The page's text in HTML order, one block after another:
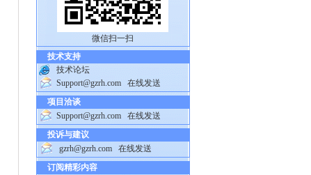
微信扫一扫
技术支持
技术论坛
Support@gzrh.com
在线发送
项目洽谈
Support@gzrh.com
在线发送
投诉与建议
gzrh@gzrh.com
在线发送
订阅精彩内容